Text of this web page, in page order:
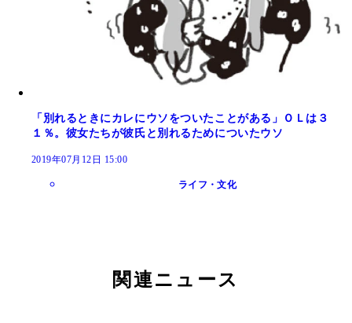
「別れるときにカレにウソをついたことがある」ＯＬは３
１％。彼女たちが彼氏と別れるためについたウソ
2019年07月12日 15:00
ライフ・文化
関連ニュース